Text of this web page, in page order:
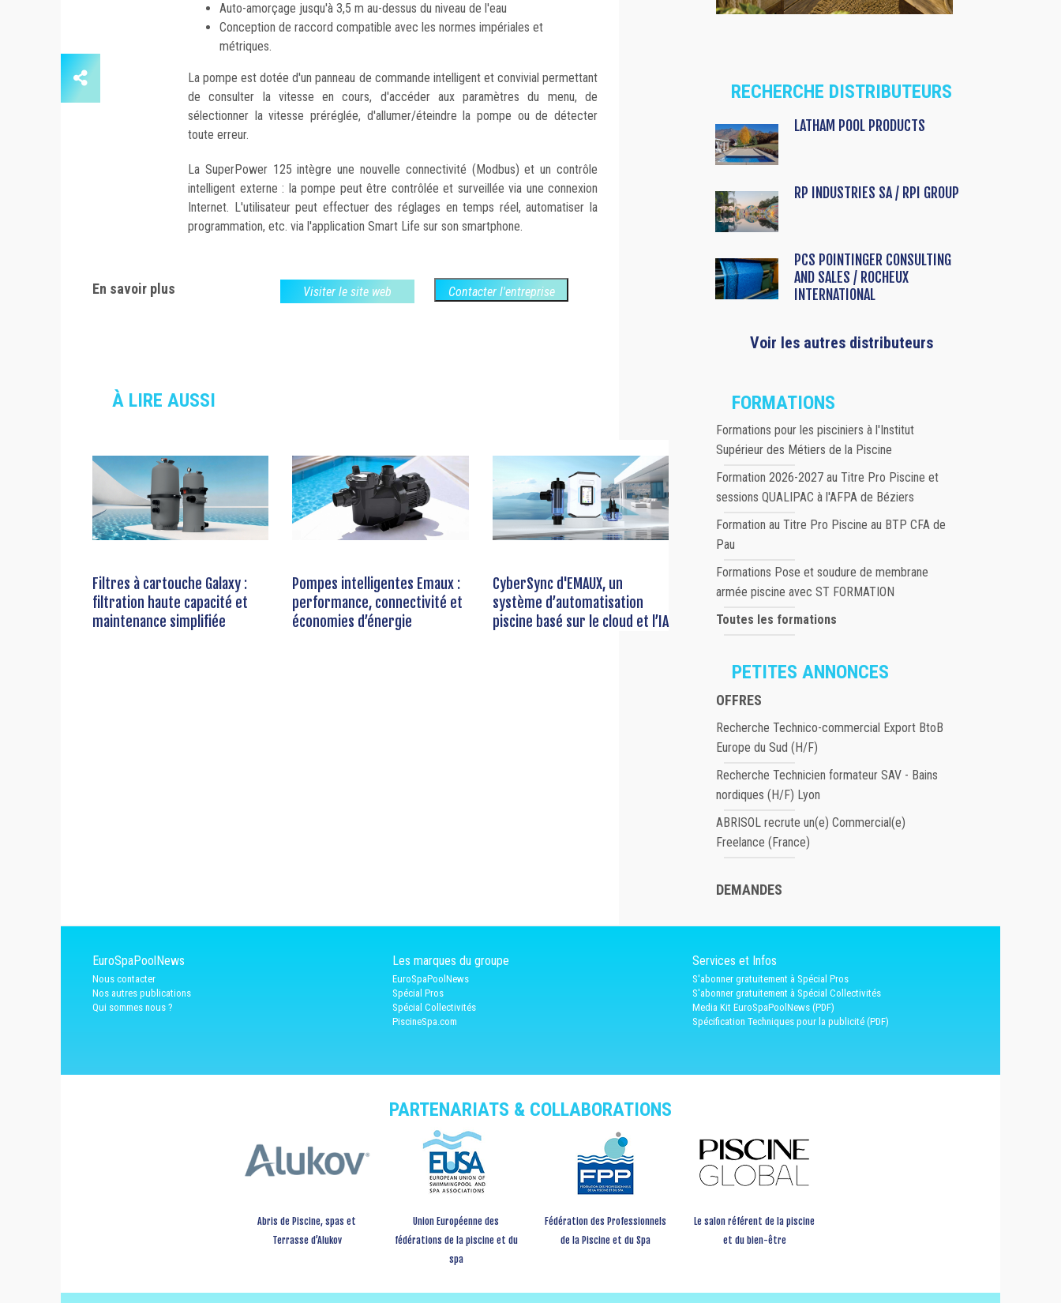
Auto-amorçage jusqu'à 3,5 m au-dessus du niveau de l'eau
Conception de raccord compatible avec les normes impériales et
métriques.
La pompe est dotée d'un panneau de commande intelligent et convivial permettant
de consulter la vitesse en cours, d'accéder aux paramètres du menu, de
sélectionner la vitesse préréglée, d'allumer/éteindre la pompe ou de détecter
toute erreur.
La SuperPower 125 intègre une nouvelle connectivité (Modbus) et un contrôle
intelligent externe : la pompe peut être contrôlée et surveillée via une connexion
Internet. L'utilisateur peut effectuer des réglages en temps réel, automatiser la
programmation, etc. via l'application Smart Life sur son smartphone.
En savoir plus Visiter le site web Contacter l'entreprise
À LIRE AUSSI
Filtres à cartouche Galaxy :
filtration haute capacité et
maintenance simplifiée
Pompes intelligentes Emaux :
performance, connectivité et
économies d’énergie
CyberSync d'EMAUX, un
système d’automatisation
piscine basé sur le cloud et l’IA
RECHERCHE DISTRIBUTEURS
LATHAM POOL PRODUCTS
RP INDUSTRIES SA / RPI GROUP
PCS POINTINGER CONSULTING
AND SALES / ROCHEUX
INTERNATIONAL
Voir les autres distributeurs
FORMATIONS
Formations pour les pisciniers à l'Institut
Supérieur des Métiers de la Piscine
Formation 2026-2027 au Titre Pro Piscine et
sessions QUALIPAC à l'AFPA de Béziers
Formation au Titre Pro Piscine au BTP CFA de
Pau
Formations Pose et soudure de membrane
armée piscine avec ST FORMATION
Toutes les formations
PETITES ANNONCES
OFFRES
Recherche Technico-commercial Export BtoB
Europe du Sud (H/F)
Recherche Technicien formateur SAV - Bains
nordiques (H/F) Lyon
ABRISOL recrute un(e) Commercial(e)
Freelance (France)
DEMANDES
EuroSpaPoolNews
Nous contacter
Nos autres publications
Qui sommes nous ?
Les marques du groupe
EuroSpaPoolNews
Spécial Pros
Spécial Collectivités
PiscineSpa.com
Services et Infos
S'abonner gratuitement à Spécial Pros
S'abonner gratuitement à Spécial Collectivités
Media Kit EuroSpaPoolNews (PDF)
Spécification Techniques pour la publicité (PDF)
PARTENARIATS & COLLABORATIONS
Abris de Piscine, spas et
Terrasse d’Alukov
Union Européenne des
fédérations de la piscine et du
spa
Fédération des Professionnels
de la Piscine et du Spa
Le salon référent de la piscine
et du bien-être